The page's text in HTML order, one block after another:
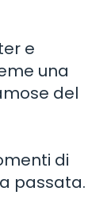
e
una
del
di
passata.